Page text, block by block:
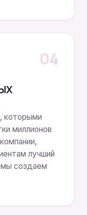
04
которыми
миллионов
лучший
мы создаем